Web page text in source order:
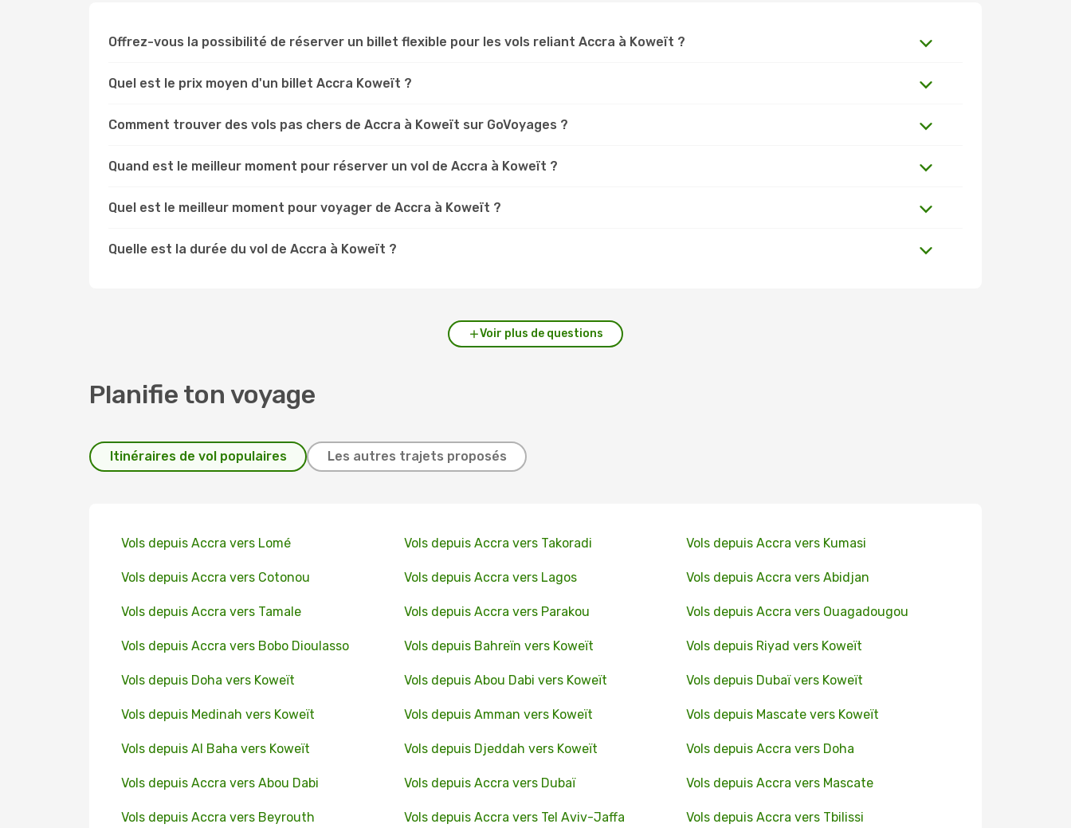
Offrez-vous la possibilité de réserver un billet flexible pour les vols reliant Accra à Koweït ?
Quel est le prix moyen d'un billet Accra Koweït ?
Comment trouver des vols pas chers de Accra à Koweït sur GoVoyages ?
Quand est le meilleur moment pour réserver un vol de Accra à Koweït ?
Quel est le meilleur moment pour voyager de Accra à Koweït ?
Quelle est la durée du vol de Accra à Koweït ?
Voir plus de questions
Planifie ton voyage
Itinéraires de vol populaires Les autres trajets proposés
Vols depuis Accra vers Lomé Vols depuis Accra vers Takoradi Vols depuis Accra vers Kumasi
Vols depuis Accra vers Cotonou Vols depuis Accra vers Lagos Vols depuis Accra vers Abidjan
Vols depuis Accra vers Tamale Vols depuis Accra vers Parakou Vols depuis Accra vers Ouagadougou
Vols depuis Accra vers Bobo Dioulasso Vols depuis Bahreïn vers Koweït Vols depuis Riyad vers Koweït
Vols depuis Doha vers Koweït Vols depuis Abou Dabi vers Koweït Vols depuis Dubaï vers Koweït
Vols depuis Medinah vers Koweït Vols depuis Amman vers Koweït Vols depuis Mascate vers Koweït
Vols depuis Al Baha vers Koweït Vols depuis Djeddah vers Koweït Vols depuis Accra vers Doha
Vols depuis Accra vers Abou Dabi Vols depuis Accra vers Dubaï Vols depuis Accra vers Mascate
Vols depuis Accra vers Beyrouth Vols depuis Accra vers Tel Aviv-Jaffa Vols depuis Accra vers Tbilissi